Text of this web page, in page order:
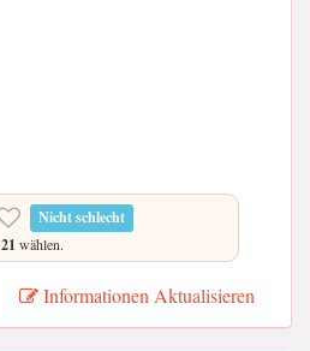
Nicht schlecht
21 wählen.
Informationen Aktualisieren